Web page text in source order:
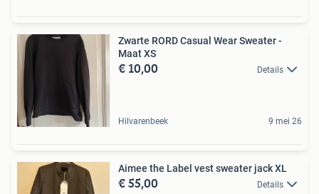
Zwarte RORD Casual Wear Sweater -
Maat XS
€ 10,00 Details
Hilvarenbeek 9 mei 26
Aimee the Label vest sweater jack XL
€ 55,00 Details